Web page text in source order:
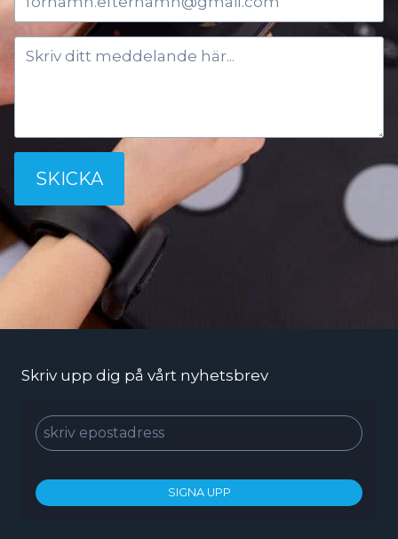
SKICKA
Skriv upp dig på vårt nyhetsbrev
SIGNA UPP